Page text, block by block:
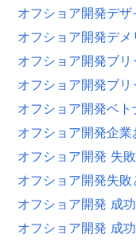
オフショア開発デザ
オフショア開発デメ
オフショア開発ブリ
オフショア開発ブ
オフショア開発ベト
オフショア開発企業
オフショア開発 失
オフショア開発失敗
オフショア開発 成
オフショア開発 成